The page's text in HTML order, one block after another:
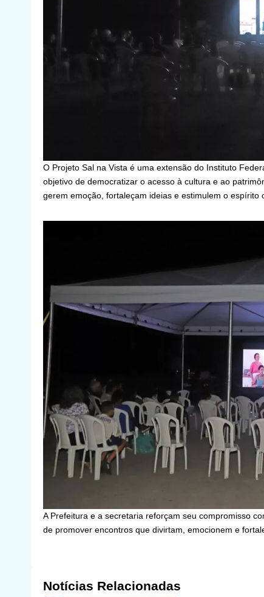
O Projeto Sal na Vista é uma extensão do Instituto
objetivo de democratizar o acesso à cultura e ao
gerem emoção, fortaleçam ideias e estimulem o espírito
A Prefeitura e a secretaria reforçam seu compromisso
de promover encontros que divirtam, emocionem e
Notícias Relacionadas